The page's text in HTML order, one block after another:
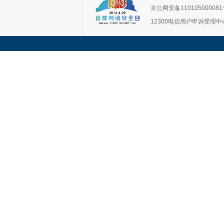
京公网安备110105000081
12300电信用户申诉受理中